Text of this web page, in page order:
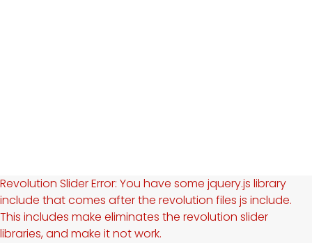
Revolution Slider Error: You have some jquery.js library
include that comes after the revolution files js include.
This includes make eliminates the revolution slider
libraries, and make it not work.